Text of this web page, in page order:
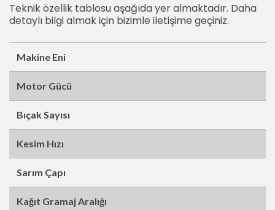
Teknik özellik tablosu aşağıda yer almaktadır. Daha
detaylı bilgi almak için bizimle iletişime geçiniz.
Makine Eni
Motor Gücü
Bıçak Sayısı
Kesim Hızı
Sarım Çapı
Kağıt Gramaj Aralığı